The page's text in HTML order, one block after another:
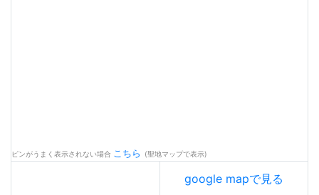
ピンがうまく表示されない場合 こちら (聖地マップで表示)
google mapで見る